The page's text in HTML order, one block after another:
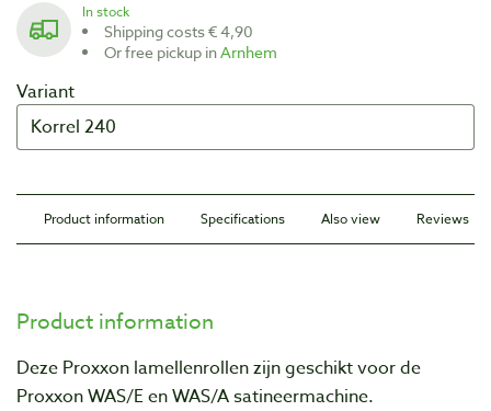
In stock
Shipping costs € 4,90
Or free pickup inArnhem
Variant
Product information Specifications Also view Reviews
Product information
Deze Proxxon lamellenrollen zijn geschikt voor de
Proxxon WAS/E en WAS/A satineermachine.